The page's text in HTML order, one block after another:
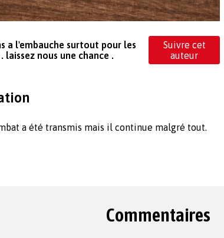
a l'embauche surtout pour les
laissez nous une chance .
Suivre cet
auteur
a été transmis mais il continue malgré tout.
Commentaires